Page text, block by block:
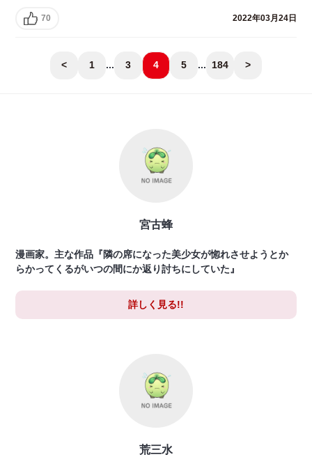
70 2022年03月24日
< 1 ... 3 4 5 ... 184 >
宮古蜂
漫画家。主な作品『隣の席になった美少女が惚れさせようとか
らかってくるがいつの間にか返り討ちにしていた』
詳しく見る!!
荒三水